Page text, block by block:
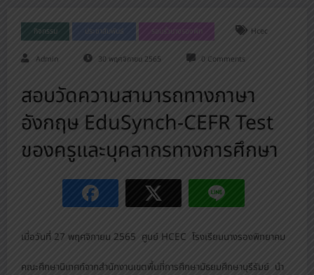
กิจกรรม ประชาสัมพันธ์ รอบรั้วนางรองพิท Hcec
Admin 30 พฤศจิกายน 2565 0 Comments
สอบวัดความสามารถทางภาษา
อังกฤษ EduSynch-CEFR Test
ของครูและบุคลากรทางการศึกษา
เมื่อวันที่ 27 พฤศจิกายน 2565 ศูนย์ HCEC โรงเรียนนางรองพิทยาคม
คณะศึกษานิเทศก์จากสำนักงานเขตพื้นที่การศึกษามัธยมศึกษาบุรีรัมย์ นำ